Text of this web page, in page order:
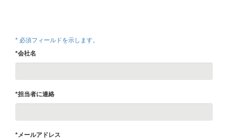
* 必須フィールドを示します。
*会社名
*担当者に連絡
*メールアドレス